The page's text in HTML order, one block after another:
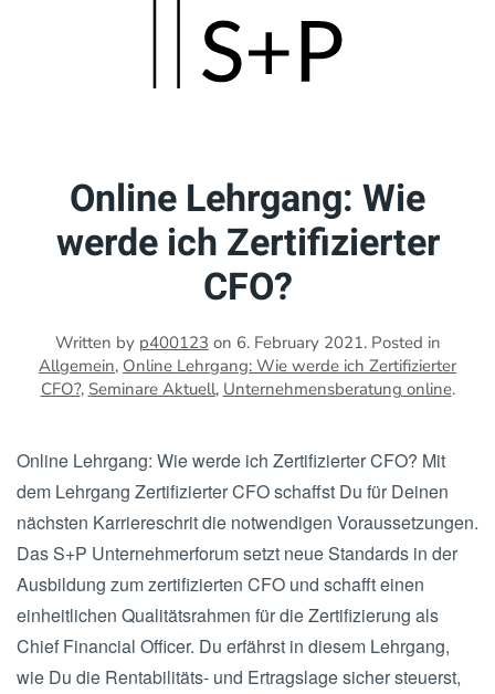
Online Lehrgang: Wie
werde ich Zertifizierter
CFO?
Written by p400123 on 6. February 2021. Posted in
Allgemein, Online Lehrgang: Wie werde ich Zertifizierter
CFO?, Seminare Aktuell, Unternehmensberatung online.
Online Lehrgang: Wie werde ich Zertifizierter CFO? Mit
dem Lehrgang Zertifizierter CFO schaffst Du für Deinen
nächsten Karriereschrit die notwendigen Voraussetzungen.
Das S+P Unternehmerforum setzt neue Standards in der
Ausbildung zum zertifizierten CFO und schafft einen
einheitlichen Qualitätsrahmen für die Zertifizierung als
Chief Financial Officer. Du erfährst in diesem Lehrgang,
wie Du die Rentabilitäts- und Ertragslage sicher steuerst,